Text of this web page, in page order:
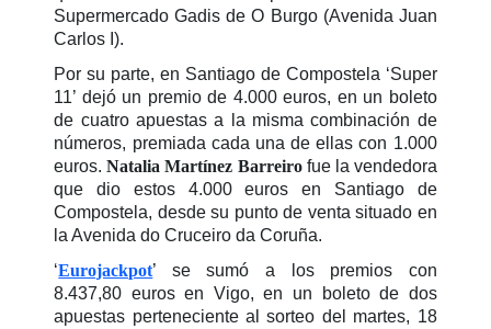
Supermercado Gadis de O Burgo (Avenida Juan
Carlos I).
Por su parte, en Santiago de Compostela ‘Super
11’ dejó un premio de 4.000 euros, en un boleto
de cuatro apuestas a la misma combinación de
números, premiada cada una de ellas con 1.000
euros.Natalia Martínez Barreirofue la vendedora
que dio estos 4.000 euros en Santiago de
Compostela, desde su punto de venta situado en
la Avenida do Cruceiro da Coruña.
‘Eurojackpot’ se sumó a los premios con
8.437,80 euros en Vigo, en un boleto de dos
apuestas perteneciente al sorteo del martes, 18